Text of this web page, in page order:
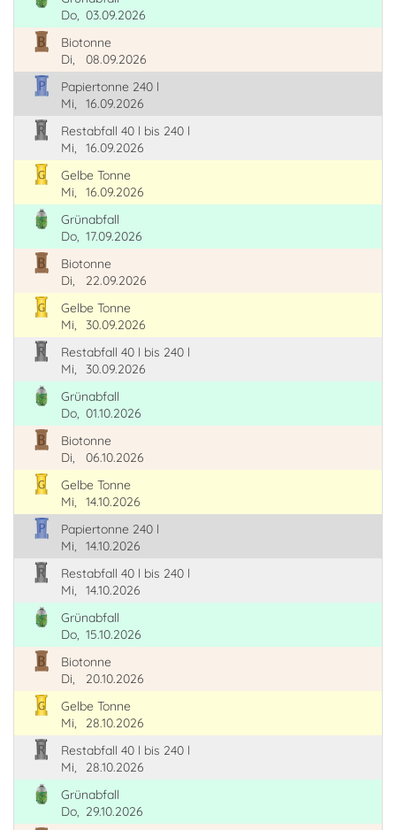
Do, 03.09.2026
Biotonne
Di,
08.09.2026
Papiertonne 240 l
Mi,
16.09.2026
Restabfall 40 l bis 240 l
Mi,
16.09.2026
Gelbe Tonne
Mi,
16.09.2026
Grünabfall
Do, 17.09.2026
Biotonne
Di,
22.09.2026
Gelbe Tonne
Mi,
30.09.2026
Restabfall 40 l bis 240 l
Mi,
30.09.2026
Grünabfall
Do, 01.10.2026
Biotonne
Di,
06.10.2026
Gelbe Tonne
Mi,
14.10.2026
Papiertonne 240 l
Mi,
14.10.2026
Restabfall 40 l bis 240 l
Mi,
14.10.2026
Grünabfall
Do, 15.10.2026
Biotonne
Di,
20.10.2026
Gelbe Tonne
Mi,
28.10.2026
Restabfall 40 l bis 240 l
Mi,
28.10.2026
Grünabfall
Do, 29.10.2026